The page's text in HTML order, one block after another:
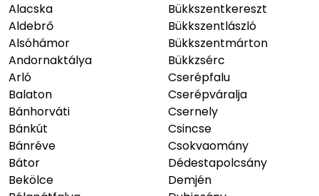
Alacska
Aldebrő
Alsóhámor
Andornaktálya
Arló
Balaton
Bánhorváti
Bánkút
Bánréve
Bátor
Bekölce
Bükkszentkereszt
Bükkszentlászló
Bükkszentmárton
Bükkzsérc
Cserépfalu
Cserépváralja
Csernely
Csincse
Csokvaomány
Dédestapolcsány
Demjén